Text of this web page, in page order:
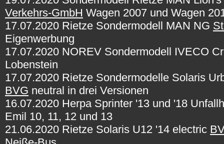
Verkehrs-GmbH Wagen 2007 und Wagen
17.07.2020 Rietze Sondermodell MAN NG
Eigenwerbung
17.07.2020 NOREV Sondermodell IVECO
Lobenstein
17.07.2020 Rietze Sondermodelle Solaris
BVG neutral in drei Versionen
16.07.2020 Herpa Sprinter '13 und '18
Emil 10, 11, 12 und 13
21.06.2020 Rietze Solaris U12 '14 electric